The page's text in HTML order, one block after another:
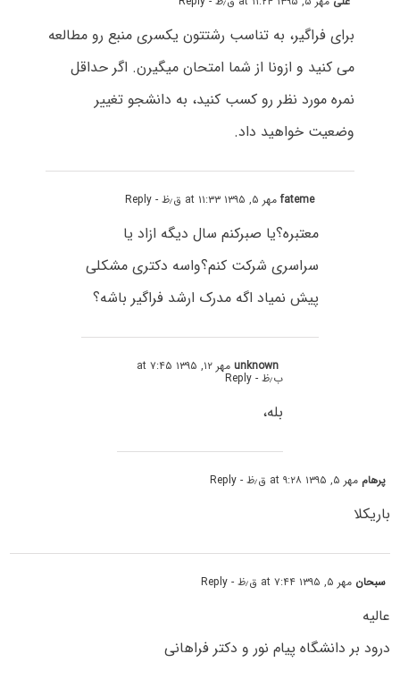
برای فراگیر، به تناسب رشتتون یکسری منبع رو مطالعه
می کنید و ازونا از شما امتحان میگیرن. اگر حداقل
نمره مورد نظر رو کسب کنید، به دانشجو تغییر
وضعیت خواهید داد.
fatemeمهر ۵, ۱۳۹۵ at ۱۱:۳۳ ق٫ظ - Reply
معتبره؟یا صبرکنم سال دیگه ازاد یا
سراسری شرکت کنم؟واسه دکتری مشکلی
پیش نمیاد اگه مدرک ارشد فراگیر باشه؟
unknown مهر ۱۲, ۱۳۹۵ at ۷:۴۵
ب٫ظ - Reply
بله،
پرهام مهر ۵, ۱۳۹۵ at ۹:۲۸ ق٫ظ - Reply
باریکلا
سبحان مهر ۵, ۱۳۹۵ at ۷:۴۴ ق٫ظ - Reply
عالیه
درود بر دانشگاه پیام نور و دکتر فراهانی